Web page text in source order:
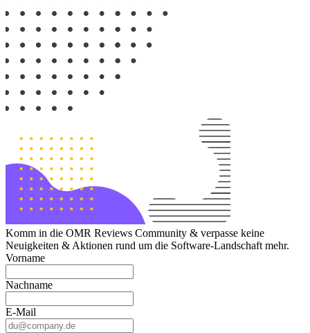
Komm in die OMR Reviews Community & verpasse keine
Neuigkeiten & Aktionen rund um die Software-Landschaft mehr.
Vorname
Nachname
E-Mail